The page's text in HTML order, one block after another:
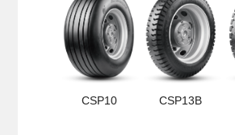
CSP10 CSP13B